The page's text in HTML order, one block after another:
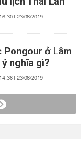
16:30 | 23/06/2019
Pongour ở Lâm
nghĩa gì?
14:38 | 23/06/2019